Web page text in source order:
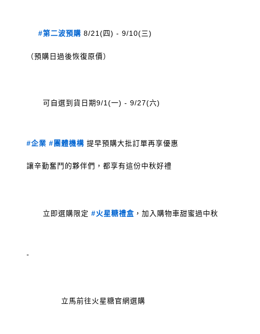
#第二波預購 8/21(四) - 9/10(三)
		可自選到貨日期9/1(一) - 9/27(六)
#企業 #團體機構 提早預購大批訂單再享優惠
	讓辛勤奮鬥的夥伴們，都享有這份中秋好禮
		立即選購限定
#火星糖禮盒 ，加入購物車甜蜜過中秋
立馬前往火星糖官網選購